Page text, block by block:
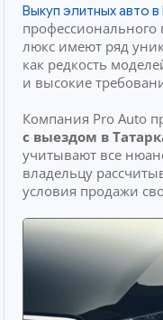
Выкуп элитных авто
профессионального
люкс имеют ряд
как редкость
и высокие
Компания Pro Auto
с выездом в
учитывают все
владельцу
условия продажи